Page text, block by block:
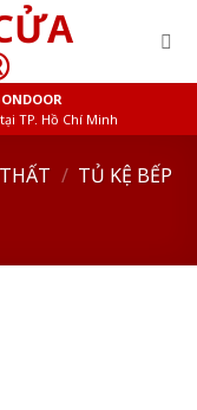
TP. Hồ Chí Minh
/ TỦ KỆ BẾP